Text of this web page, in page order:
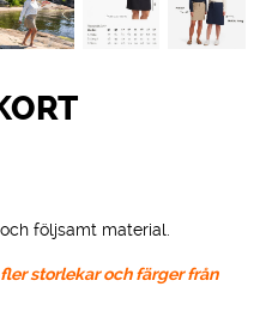
följsamt material.
storlekar och färger från